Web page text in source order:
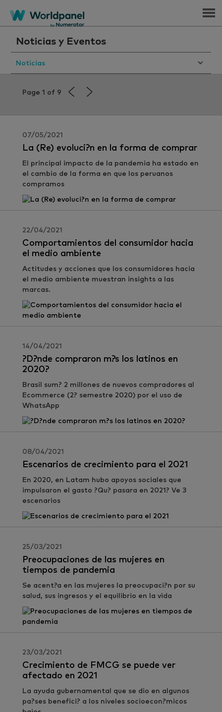
Menu
Noticias y Eventos
Noticias
Page 1 of 9
07/05/2021
La (Re) evoluci?n en la forma de comprar
El principal impacto de la pandemia ha estado en
el cambio de la forma en que los peruanos
compramos
22/04/2021
Comportamientos del consumidor hacia
el medio ambiente
Actitudes y acciones que los consumidores hacia
el medio ambiente muestran insights a las
marcas.
14/04/2021
?D?nde compraron m?s los latinos en
2020?
Brasil sum? 2 millones de nuevos compradores al
Ecommerce (2? semestre 2020) por el uso de
WhatsApp
08/04/2021
Escenarios de crecimiento para el 2021
En 2020, en Latam hubo apoyos sociales que
impulsaron el gasto ?Qu? pasara en 2021? Ve 3
escenarios
25/03/2021
Preocupaciones de las mujeres en
tiempos de pandemia
Se acent?a en las mujeres la preocupaci?n por su
salud, sus ingresos y el equilibrio en la vida
23/03/2021
Crecimiento de FMCG se puede ver
afectado en 2021
La ayuda gubernamental que se dio en algunos
pa?ses benefici? a los niveles socioecon?micos